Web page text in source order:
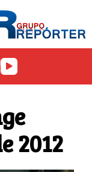
Tocador
2012